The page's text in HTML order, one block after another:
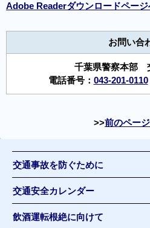
Adobe Readerダウンロードページ
お問い合
千葉県警察本部
電話番号： 043-201-0110
前のペー
交通事故を防ぐために
交通安全カレンダー
飲酒運転根絶に向けて